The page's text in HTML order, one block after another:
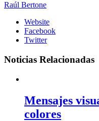
Raúl Bertone
Website
Facebook
Twitter
Noticias Relacionadas
Mensajes
colores